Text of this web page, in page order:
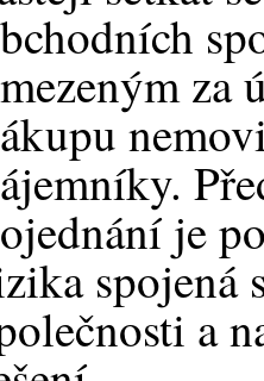
za
je
spojená
a